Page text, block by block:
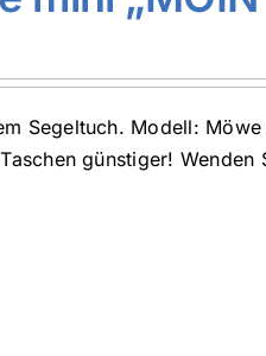
Segeltuch. Modell:
günstiger!